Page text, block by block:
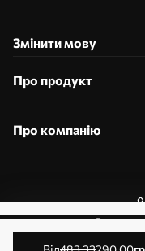
Змінити мову
Про продукт
Про компанію
© 2011-2026 Art-